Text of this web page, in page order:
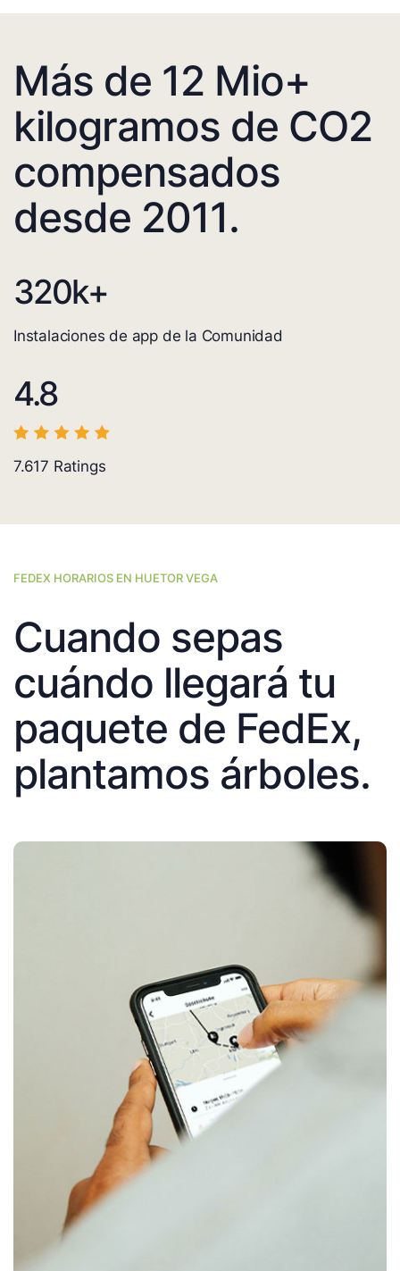
Más de 12 Mio+
kilogramos de CO2
compensados
desde 2011.
320k+
Instalaciones de app de la Comunidad
4.8
7.617 Ratings
FEDEX HORARIOS EN HUETOR VEGA
Cuando sepas
cuándo llegará tu
paquete de FedEx,
plantamos árboles.